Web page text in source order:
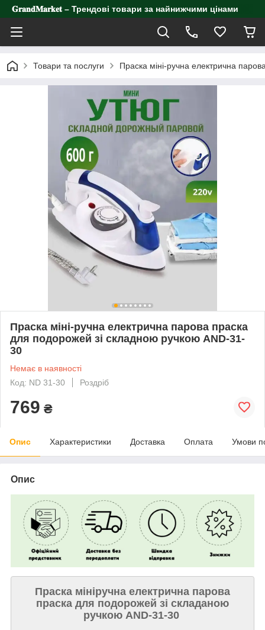
𝐆𝐫𝐚𝐧𝐝𝐌𝐚𝐫𝐤𝐞𝐭 – Трендові товари за найнижчими цінами
Товари та послуги Праска міні-ручна електрична
Праска міні-ручна електрична парова праска
для подорожей зі складною ручкою AND-31-
30
Немає в наявності
Код: ND 31-30
Роздріб
769 ₴
Опис Характеристики Доставка Оплата Умови
Опис
Праска мініручна електрична парова
праска для подорожей зі складаною
ручкою AND-31-30